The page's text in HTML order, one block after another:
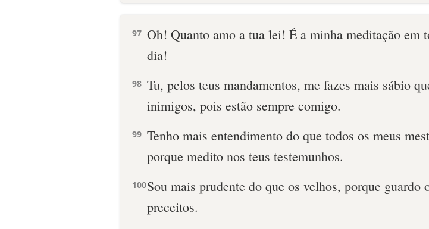
97 Oh! Quanto amo a tua lei! É a minha meditação em
dia!
98 Tu, pelos teus mandamentos, me fazes mais sábio
inimigos, pois estão sempre comigo.
99 Tenho mais entendimento do que todos os meus
porque medito nos teus testemunhos.
100Sou mais prudente do que os velhos, porque guardo
preceitos.